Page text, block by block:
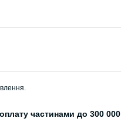
частинами до 300 000